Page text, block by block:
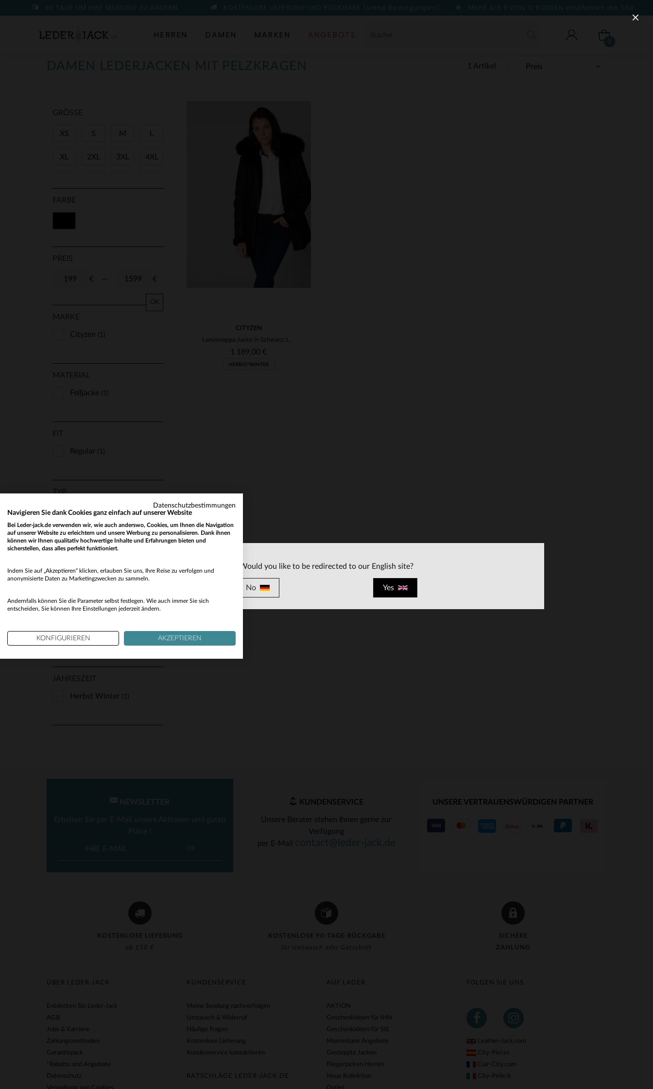
90 TAGE UM IHRE MEINUNG ZU ÄNDERN KOSTENLOSE LIEFERUNG UND RÜCKGABE (siehe Bedingungen) MEHR ALS 9 VON 10 KUNDEN empfehlen die Site
HERREN DAMEN MARKEN ANGEBOTE
0
1 Artikel
DAMEN LEDERJACKEN MIT PELZKRAGEN
GRÖSSE
XS S M
XL 2XL 3XL 4XL
46
FARBE
PREIS
€ €
OK
MARKE
Cityzen (1)
MATERIAL
Felljacke (1)
FIT
Regular (1)
TYP
Mäntel(1)
STYLE
Abends Und Chic (1)
Warm Und
JAHRESZEIT
Herbst Winter (1)
VERFÜGBARE GRÖSSEN
CITYZEN
Lammnappa-Jacke in Schwarz: lang, warm und mit geradem Schnitt.
1 189,00 €
HERBST/WINTER
KOSTENLOSE LIEFERUNG
ab 150 €
KOSTENLOSE 90-TAGE-RÜCKGABE
für Umtausch oder Gutschrift
SICHERE
ZAHLUNG
NEWSLETTER
Erhalten Sie per E-Mail unsere Aktionen und guten
Pläne !
OK
KUNDENSERVICE
Unsere Berater stehen Ihnen gerne zur
Verfügung
per E-Mail
UNSERE VERTRAUENSWÜRDIGEN PARTNER
FOLGEN SIE UNS
Leather-Jack.com
City-Piel.es
Cuir-City.com
City-Pelle.it
KUNDENSERVICE
Meine Sendung nachverfolgen
Umtausch & Widerruf
Häufige Fragen
Kostenlose Lieferung
Kundenservice kontaktieren
RATSCHLÄGE LEDER-JACK.DE
AUF LAGER
AKTION
Geschenkideen für IHN
Geschenkideen für SIE
Momentane Angebote
Gesteppte Jacken
Fliegerjacken Herren
Neue Kollektion
ÜBER LEDER-JACK
Entdecken Sie Leder-Jack
AGB
Jobs & Karriere
Zahlungsmethoden
Garantiepack
*Rabatte und Angebote
Datenschutz
Would you like to be redirected to our English site?
No Yes
Datenschutzbestimmungen
Navigieren Sie dank Cookies ganz einfach auf unserer Website
Bei Leder-jack.de verwenden wir, wie auch anderswo, Cookies, um Ihnen die Navigation
auf unserer Website zu erleichtern und unsere Werbung zu personalisieren. Dank ihnen
können wir Ihnen qualitativ hochwertige Inhalte und Erfahrungen bieten und
sicherstellen, dass alles perfekt funktioniert.
Indem Sie auf „Akzeptieren“ klicken, erlauben Sie uns, Ihre Reise zu verfolgen und
anonymisierte Daten zu Marketingzwecken zu sammeln.
Andernfalls können Sie die Parameter selbst festlegen. Wie auch immer Sie sich
entscheiden, Sie können Ihre Einstellungen jederzeit ändern.
KONFIGURIEREN AKZEPTIEREN